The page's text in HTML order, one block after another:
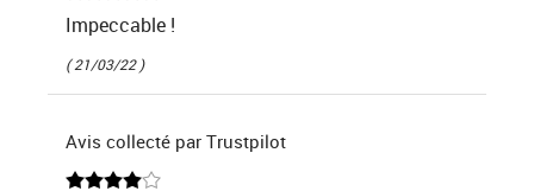
Impeccable !
( 21/03/22 )
Avis collecté par Trustpilot